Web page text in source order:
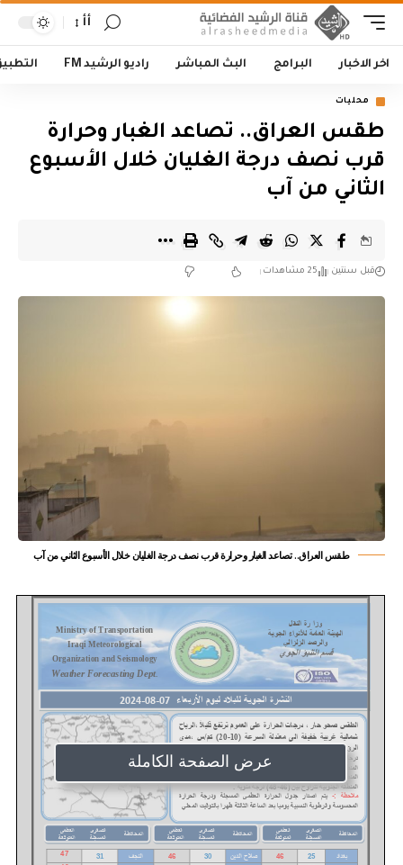
أأ
اخر الاخبار البرامج البث المباشر راديو الرشيد FM
محليات
طقس العراق.. تصاعد الغبار وحرارة
قرب نصف درجة الغليان خلال الأسبوع
الثاني من آب
قبل سنتين 25 مشاهدات
طقس العراق.. تصاعد الغبار وحرارة قرب نصف درجة الغليان خلال الأسبوع الثاني من آب
عرض الصفحة الكاملة